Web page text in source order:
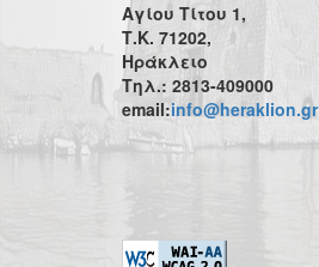
Αγίου Τίτου 1,
Τ.Κ. 71202,
Ηράκλειο
Τηλ.: 2813-409000
email:info@heraklion.gr